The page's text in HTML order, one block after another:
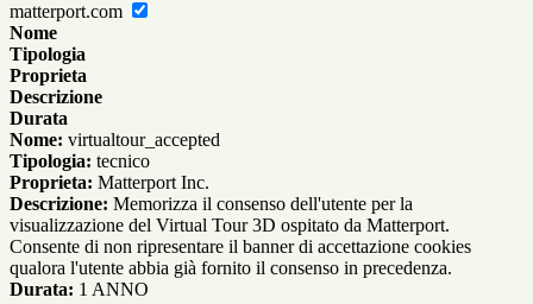
matterport.com
Nome
Tipologia
Proprieta
Descrizione
Durata
Nome: virtualtour_accepted
Tipologia: tecnico
Proprieta: Matterport Inc.
Descrizione: Memorizza il consenso dell'utente per la
visualizzazione del Virtual Tour 3D ospitato da Matterport.
Consente di non ripresentare il banner di accettazione cookies
qualora l'utente abbia già fornito il consenso in precedenza.
Durata: 1 ANNO